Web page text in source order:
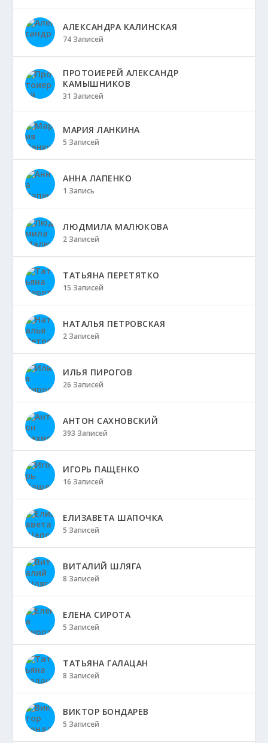
АЛЕКСАНДРА КАЛИНСКАЯ
74 Записей
ПРОТОИЕРЕЙ АЛЕКСАНДР
КАМЫШНИКОВ
31 Записей
МАРИЯ ЛАНКИНА
5 Записей
АННА ЛАПЕНКО
1 Запись
ЛЮДМИЛА МАЛЮКОВА
2 Записей
ТАТЬЯНА ПЕРЕТЯТКО
15 Записей
НАТАЛЬЯ ПЕТРОВСКАЯ
2 Записей
ИЛЬЯ ПИРОГОВ
26 Записей
АНТОН САХНОВСКИЙ
393 Записей
ИГОРЬ ПАЩЕНКО
16 Записей
ЕЛИЗАВЕТА ШАПОЧКА
5 Записей
ВИТАЛИЙ ШЛЯГА
8 Записей
ЕЛЕНА СИРОТА
5 Записей
ТАТЬЯНА ГАЛАЦАН
8 Записей
ВИКТОР БОНДАРЕВ
5 Записей